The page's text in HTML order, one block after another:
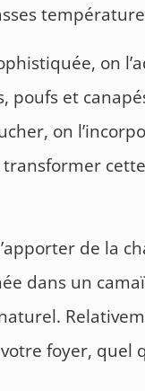
on
poufs et
on
de la
dans un
foyer, quel